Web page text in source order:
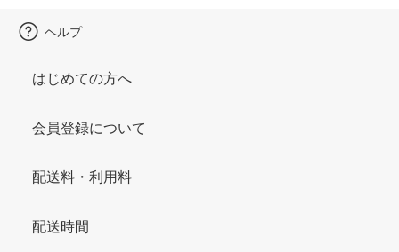
ヘルプ
はじめての方へ
会員登録について
配送料・利用料
配送時間